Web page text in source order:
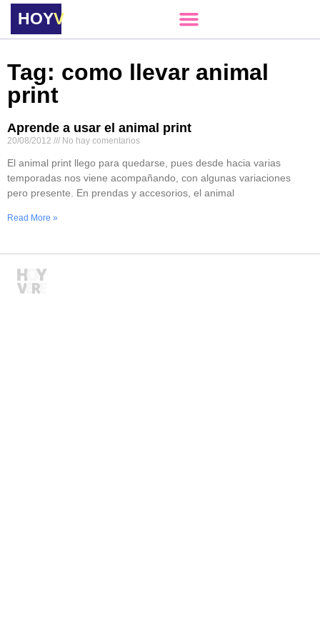
HOYVERE
Tag: como llevar animal
print
Aprende a usar el animal print
20/08/2012 No hay comentarios
El animal print llego para quedarse, pues desde hacia varias
temporadas nos viene acompañando, con algunas variaciones
pero presente. En prendas y accesorios, el animal
Read More »